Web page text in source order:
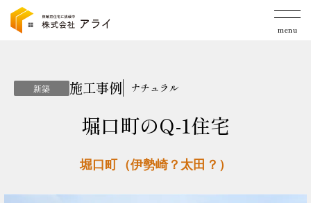
menu
新築 施工事例 ナチュラル
堀口町のQ-1住宅
堀口町（伊勢崎？太田？）